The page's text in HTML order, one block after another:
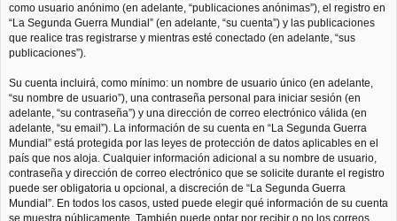
como usuario anónimo (en adelante, “publicaciones anónimas”), el registro en
“La Segunda Guerra Mundial” (en adelante, “su cuenta”) y las publicaciones
que realice tras registrarse y mientras esté conectado (en adelante, “sus
publicaciones”).
Su cuenta incluirá, como mínimo: un nombre de usuario único (en adelante,
“su nombre de usuario”), una contraseña personal para iniciar sesión (en
adelante, “su contraseña”) y una dirección de correo electrónico válida (en
adelante, “su email”). La información de su cuenta en “La Segunda Guerra
Mundial” está protegida por las leyes de protección de datos aplicables en el
país que nos aloja. Cualquier información adicional a su nombre de usuario,
contraseña y dirección de correo electrónico que se solicite durante el registro
puede ser obligatoria u opcional, a discreción de “La Segunda Guerra
Mundial”. En todos los casos, usted puede elegir qué información de su cuenta
se muestra públicamente. También puede optar por recibir o no los correos